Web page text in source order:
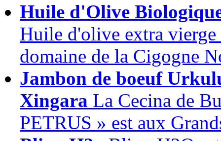
Huile d'Olive
Huile d'olive extra vierge
domaine de la Cigogne
Jambon de boeuf
Xingara La Cecina de
PETRUS » est aux